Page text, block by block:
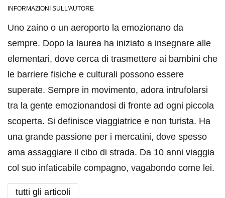
INFORMAZIONI SULL'AUTORE
Uno zaino o un aeroporto la emozionano da
sempre. Dopo la laurea ha iniziato a insegnare alle
elementari, dove cerca di trasmettere ai bambini che
le barriere fisiche e culturali possono essere
superate. Sempre in movimento, adora intrufolarsi
tra la gente emozionandosi di fronte ad ogni piccola
scoperta. Si definisce viaggiatrice e non turista. Ha
una grande passione per i mercatini, dove spesso
ama assaggiare il cibo di strada. Da 10 anni viaggia
col suo infaticabile compagno, vagabondo come lei.
tutti gli articoli